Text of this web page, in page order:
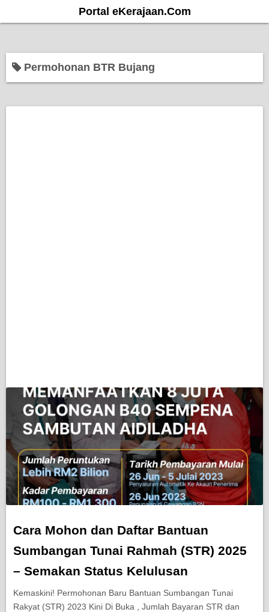
k
Portal eKerajaan.Com
Permohonan BTR Bujang
Cara Mohon dan Daftar Bantuan
Sumbangan Tunai Rahmah (STR) 2025
– Semakan Status Kelulusan
Kemaskini! Permohonan Baru Bantuan Sumbangan Tunai
Rakyat (STR) 2023 Kini Di Buka , Jumlah Bayaran STR dan